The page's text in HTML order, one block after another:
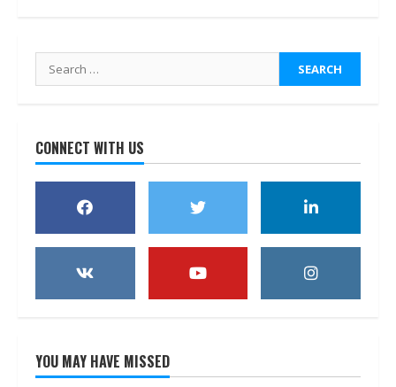
Search
for:
CONNECT WITH US
YOU MAY HAVE MISSED